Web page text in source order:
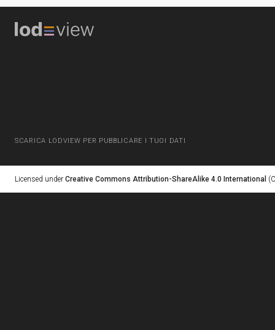
SCARICA LODVIEW PER PUBBLICARE I TUOI DATI
Licensed under Creative Commons Attribution-ShareAlike 4.0 International